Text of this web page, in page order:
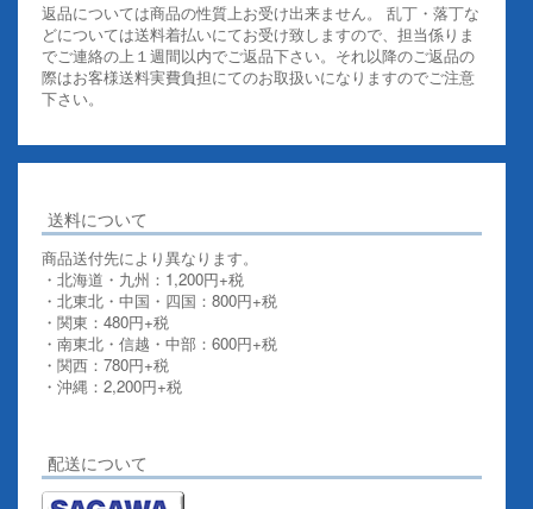
返品については商品の性質上お受け出来ません。 乱丁・落丁な
どについては送料着払いにてお受け致しますので、担当係りま
でご連絡の上１週間以内でご返品下さい。それ以降のご返品の
際はお客様送料実費負担にてのお取扱いになりますのでご注意
下さい。
送料について
商品送付先により異なります。
・北海道・九州：1,200円+税
・北東北・中国・四国：800円+税
・関東：480円+税
・南東北・信越・中部：600円+税
・関西：780円+税
・沖縄：2,200円+税
配送について